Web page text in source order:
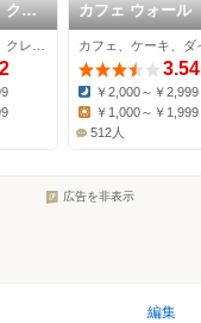
クレ
シ
カフェ ウォール
3.54
Dinner:
￥2,000～￥2,999
￥1,000～￥1,999
512人
広告を非表示
編集